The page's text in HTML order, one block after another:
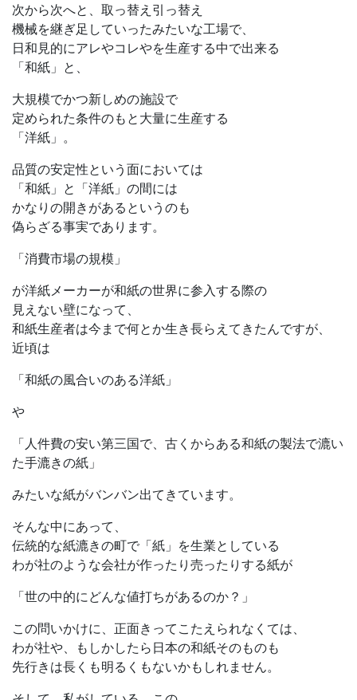
次から次へと、取っ替え引っ替え
機械を継ぎ足していったみたいな工場で、
日和見的にアレやコレやを生産する中で出来る
「和紙」と、
大規模でかつ新しめの施設で
定められた条件のもと大量に生産する
「洋紙」。
品質の安定性という面においては
「和紙」と「洋紙」の間には
かなりの開きがあるというのも
偽らざる事実であります。
「消費市場の規模」
が洋紙メーカーが和紙の世界に参入する際の
見えない壁になって、
和紙生産者は今まで何とか生き長らえてきたんですが、
近頃は
「和紙の風合いのある洋紙」
や
「人件費の安い第三国で、古くからある和紙の製法で漉い
た手漉きの紙」
みたいな紙がバンバン出てきています。
そんな中にあって、
伝統的な紙漉きの町で「紙」を生業としている
わが社のような会社が作ったり売ったりする紙が
「世の中的にどんな値打ちがあるのか？」
この問いかけに、正面きってこたえられなくては、
わが社や、もしかしたら日本の和紙そのものも
先行きは長くも明るくもないかもしれません。